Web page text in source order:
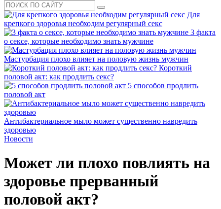
Для
крепкого здоровья необходим регулярный секс
3 факта
о сексе, которые необходимо знать мужчине
Мастурбация плохо влияет на половую жизнь мужчин
Короткий
половой акт: как продлить секс?
5 способов продлить
половой акт
Антибактериальное мыло может существенно навредить
здоровью
Новости
Может ли плохо повлиять на
здоровье прерванный
половой акт?